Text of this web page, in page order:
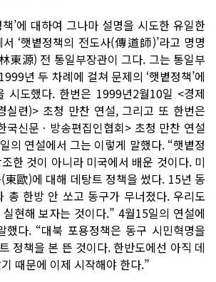
’에 대하여 그나마 설명을 시도한 유일한
‘햇볕정책의 전도사(傳道師)’라고 명명
東源) 전 통일부장관이 그다. 그는 통일부
년 두 차례에 걸쳐 문제의 ‘햇볕정책’에
시도했다. 한번은 1999년2월10일 <경제
실련)> 초청 만찬 연설, 그리고 또 한번은
국신문ㆍ방송편집인협회> 초청 만찬 연설
의 연설에서 그는 이렇게 말했다. “햇볕정
한 것이 아니라 미국에서 배운 것이다. 미
東歐)에 대해 데탕트 정책을 썼다. 15년 동
총 한방 안 쏘고 동구가 무너졌다. 우리도
현해 보자는 것이다.” 4월15일의 연설에
했다. “대북 포용정책은 동구 시민혁명을
정책을 본 뜬 것이다. 한반도에선 아직 데
때문에 이제 시작해야 한다.”